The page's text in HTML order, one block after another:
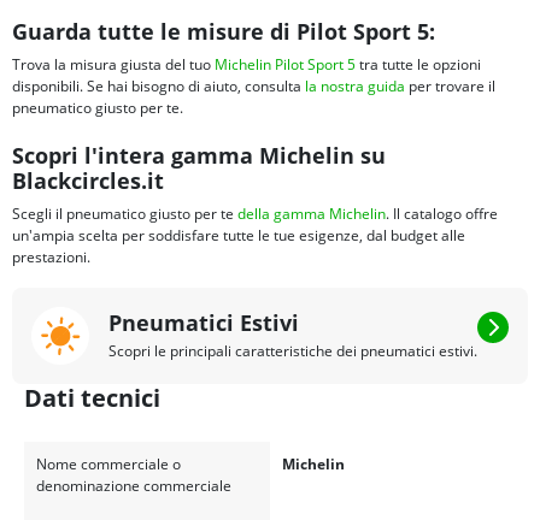
Guarda tutte le misure di Pilot Sport 5:
Trova la misura giusta del tuo Michelin Pilot Sport 5tra tutte le opzioni
disponibili. Se hai bisogno di aiuto, consulta la nostra guida per trovare il
pneumatico giusto per te.
Scopri l'intera gamma Michelin su
Blackcircles.it
Scegli il pneumatico giusto per te della gamma Michelin. Il catalogo offre
un'ampia scelta per soddisfare tutte le tue esigenze, dal budget alle
prestazioni.
Pneumatici Estivi
Scopri le principali caratteristiche dei pneumatici estivi.
Dati tecnici
Nome commerciale o
denominazione commerciale
Michelin